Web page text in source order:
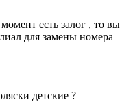
есть залог , то вы
для замены номера
детские ?